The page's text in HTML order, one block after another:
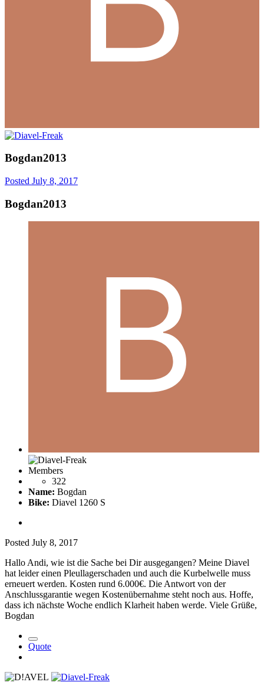
Bogdan2013
Posted July 8, 2017
Bogdan2013
Members
322
Name: Bogdan
Bike: Diavel 1260 S
Posted July 8, 2017
Hallo Andi, wie ist die Sache bei Dir ausgegangen? Meine Diavel
hat leider einen Pleullagerschaden und auch die Kurbelwelle muss
erneuert werden. Kosten rund 6.000€. Die Antwort von der
Anschlussgarantie wegen Kostenübernahme steht noch aus. Hoffe,
dass ich nächste Woche endlich Klarheit haben werde. Viele Grüße,
Bogdan
Quote